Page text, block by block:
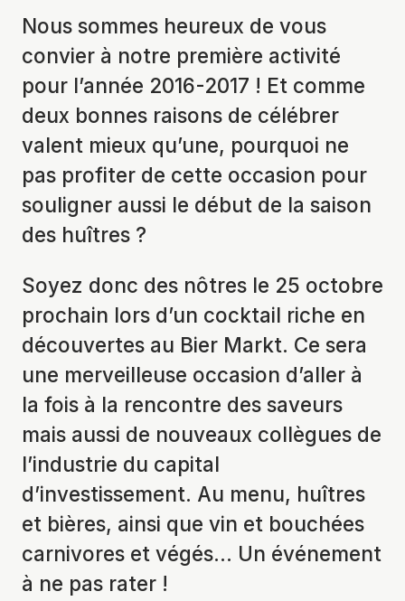
Nous sommes heureux de vous
convier à notre première activité
pour l’année 2016-2017 ! Et comme
deux bonnes raisons de célébrer
valent mieux qu’une, pourquoi ne
pas profiter de cette occasion pour
souligner aussi le début de la saison
des huîtres ?
Soyez donc des nôtres le 25 octobre
prochain lors d’un cocktail riche en
découvertes au Bier Markt. Ce sera
une merveilleuse occasion d’aller à
la fois à la rencontre des saveurs
mais aussi de nouveaux collègues de
l’industrie du capital
d’investissement. Au menu, huîtres
et bières, ainsi que vin et bouchées
carnivores et végés… Un événement
à ne pas rater !